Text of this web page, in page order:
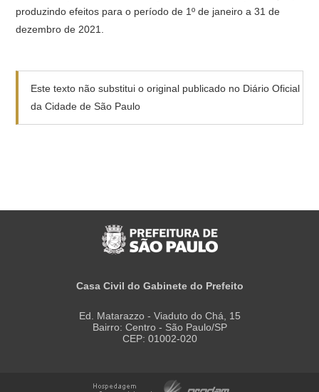
produzindo efeitos para o período de 1º de janeiro a 31 de
dezembro de 2021.
Este texto não substitui o original publicado no Diário Oficial
da Cidade de São Paulo
Casa Civil do Gabinete do Prefeito
Ed. Matarazzo - Viaduto do Chá, 15
Bairro: Centro - São Paulo/SP
CEP: 01002-020